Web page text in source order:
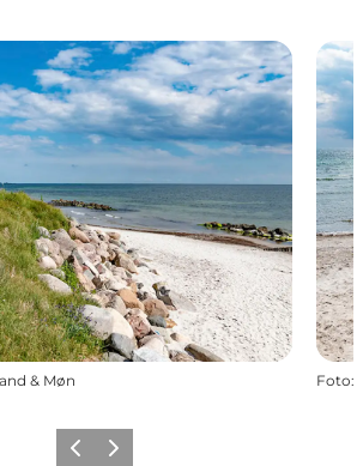
& Møn Foto:
ForrigeNæste